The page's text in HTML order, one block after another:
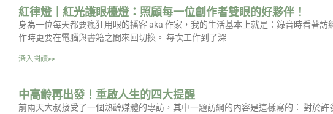
紅律燈｜紅光護眼檯燈：照顧每一位創作者雙眼的好夥伴！
身為一位每天都要瘋狂用眼的播客 aka 作家，我的生活基本上就是：錄音時看著訪
作時更要在電腦與書籍之間來回切換。 每次工作到了深
深入閱讀>>
中高齡再出發！重啟人生的四大提醒
前兩天大叔接受了一個熟齡媒體的專訪，其中一題訪綱的內容是這樣寫的： 對於